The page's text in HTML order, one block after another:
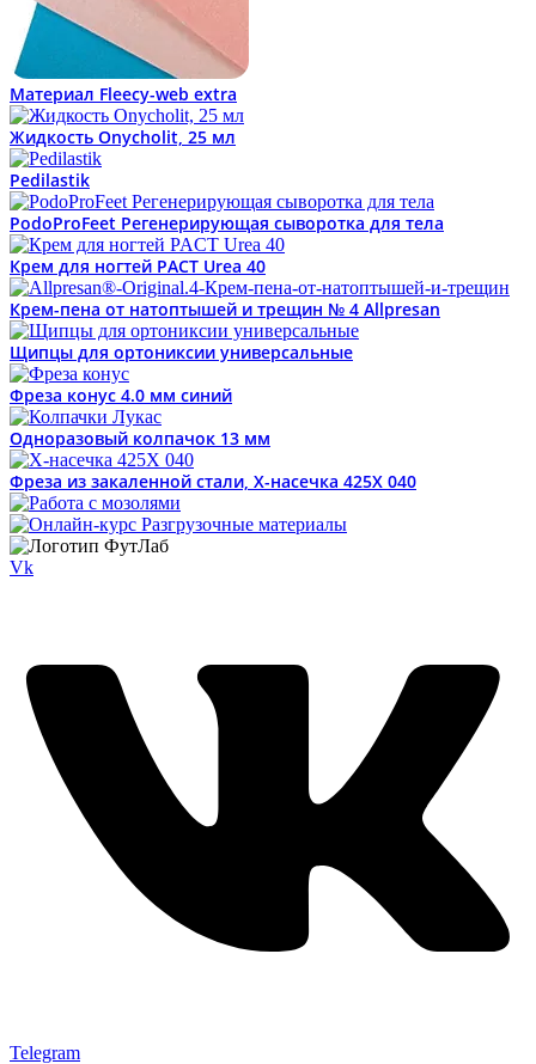
Материал Fleecy-web extra
Жидкость Onycholit, 25 мл
Pedilastik
PodoProFeet Регенерирующая сыворотка для тела
Крем для ногтей PACT Urea 40
Крем-пена от натоптышей и трещин № 4 Allpresan
Щипцы для ортониксии универсальные
Фреза конус 4.0 мм синий
Одноразовый колпачок 13 мм
Фреза из закаленной стали, Х-насечка 425X 040
Vk
Telegram